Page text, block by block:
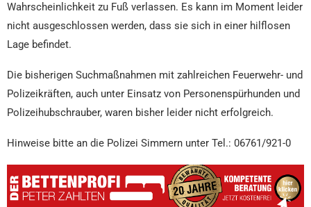
Wahrscheinlichkeit zu Fuß verlassen. Es kann im Moment leider
nicht ausgeschlossen werden, dass sie sich in einer hilflosen
Lage befindet.
Die bisherigen Suchmaßnahmen mit zahlreichen Feuerwehr- und
Polizeikräften, auch unter Einsatz von Personenspürhunden und
Polizeihubschrauber, waren bisher leider nicht erfolgreich.
Hinweise bitte an die Polizei Simmern unter Tel.: 06761/921-0